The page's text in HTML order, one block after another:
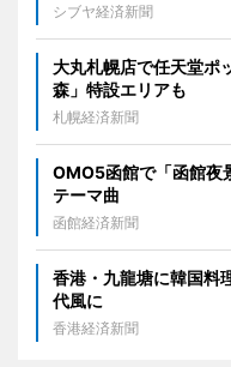
シブヤ経済新聞
大丸札幌店で任天堂
森」特設エリアも
札幌経済新聞
OMO5函館で「函館
テーマ曲
函館経済新聞
香港・九龍塘に韓国
代風に
香港経済新聞